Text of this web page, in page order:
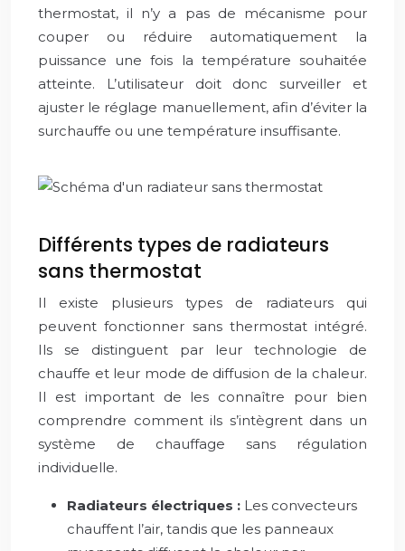
thermostat, il n’y a pas de mécanisme pour
couper ou réduire automatiquement la
puissance une fois la température souhaitée
atteinte. L’utilisateur doit donc surveiller et
ajuster le réglage manuellement, afin d’éviter la
surchauffe ou une température insuffisante.
Différents types de radiateurs
sans thermostat
Il existe plusieurs types de radiateurs qui
peuvent fonctionner sans thermostat intégré.
Ils se distinguent par leur technologie de
chauffe et leur mode de diffusion de la chaleur.
Il est important de les connaître pour bien
comprendre comment ils s’intègrent dans un
système de chauffage sans régulation
individuelle.
Radiateurs électriques : Les convecteurs
chauffent l’air, tandis que les panneaux